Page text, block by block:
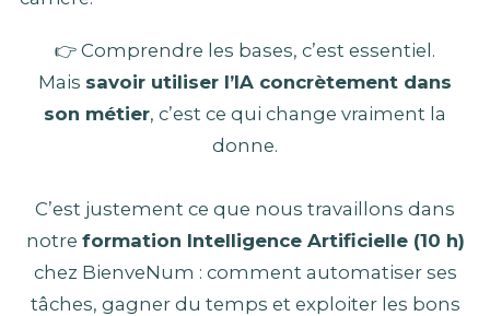
👉 Comprendre les bases, c’est essentiel.
Mais savoir utiliser l’IA concrètement dans
son métier, c’est ce qui change vraiment la
donne.
C’est justement ce que nous travaillons dans
notre formation Intelligence Artificielle (10 h)
chez BienveNum : comment automatiser ses
tâches, gagner du temps et exploiter les bons